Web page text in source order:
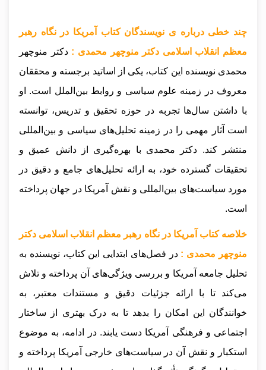
چند خطی درباره ی نویسندگان کتاب آمریکا در نگاه رهبر
معظم انقلاب اسلامی دکتر منوچهر محمدی : دکتر منوچهر
محمدی نویسنده این کتاب، یکی از اساتید برجسته و محققان
معروف در زمینه علوم سیاسی و روابط بین‌الملل است. او
با داشتن سال‌ها تجربه در حوزه تحقیق و تدریس، توانسته
است آثار مهمی را در زمینه تحلیل‌های سیاسی و بین‌المللی
منتشر کند. دکتر محمدی با بهره‌گیری از دانش عمیق و
تحقیقات گسترده خود، به ارائه تحلیل‌های جامع و دقیق در
مورد سیاست‌های بین‌المللی و نقش آمریکا در جهان پرداخته
است.
خلاصه کتاب آمریکا در نگاه رهبر معظم انقلاب اسلامی دکتر
منوچهر محمدی : در فصل‌های ابتدایی این کتاب، نویسنده به
تحلیل جامعه آمریکا و بررسی ویژگی‌های آن پرداخته و تلاش
می‌کند تا با ارائه جزئیات دقیق و مستندات معتبر، به
خوانندگان این امکان را بدهد تا به درک بهتری از ساختار
اجتماعی و فرهنگی آمریکا دست یابند. در ادامه، به موضوع
استکبار و نقش آن در سیاست‌های خارجی آمریکا پرداخته و